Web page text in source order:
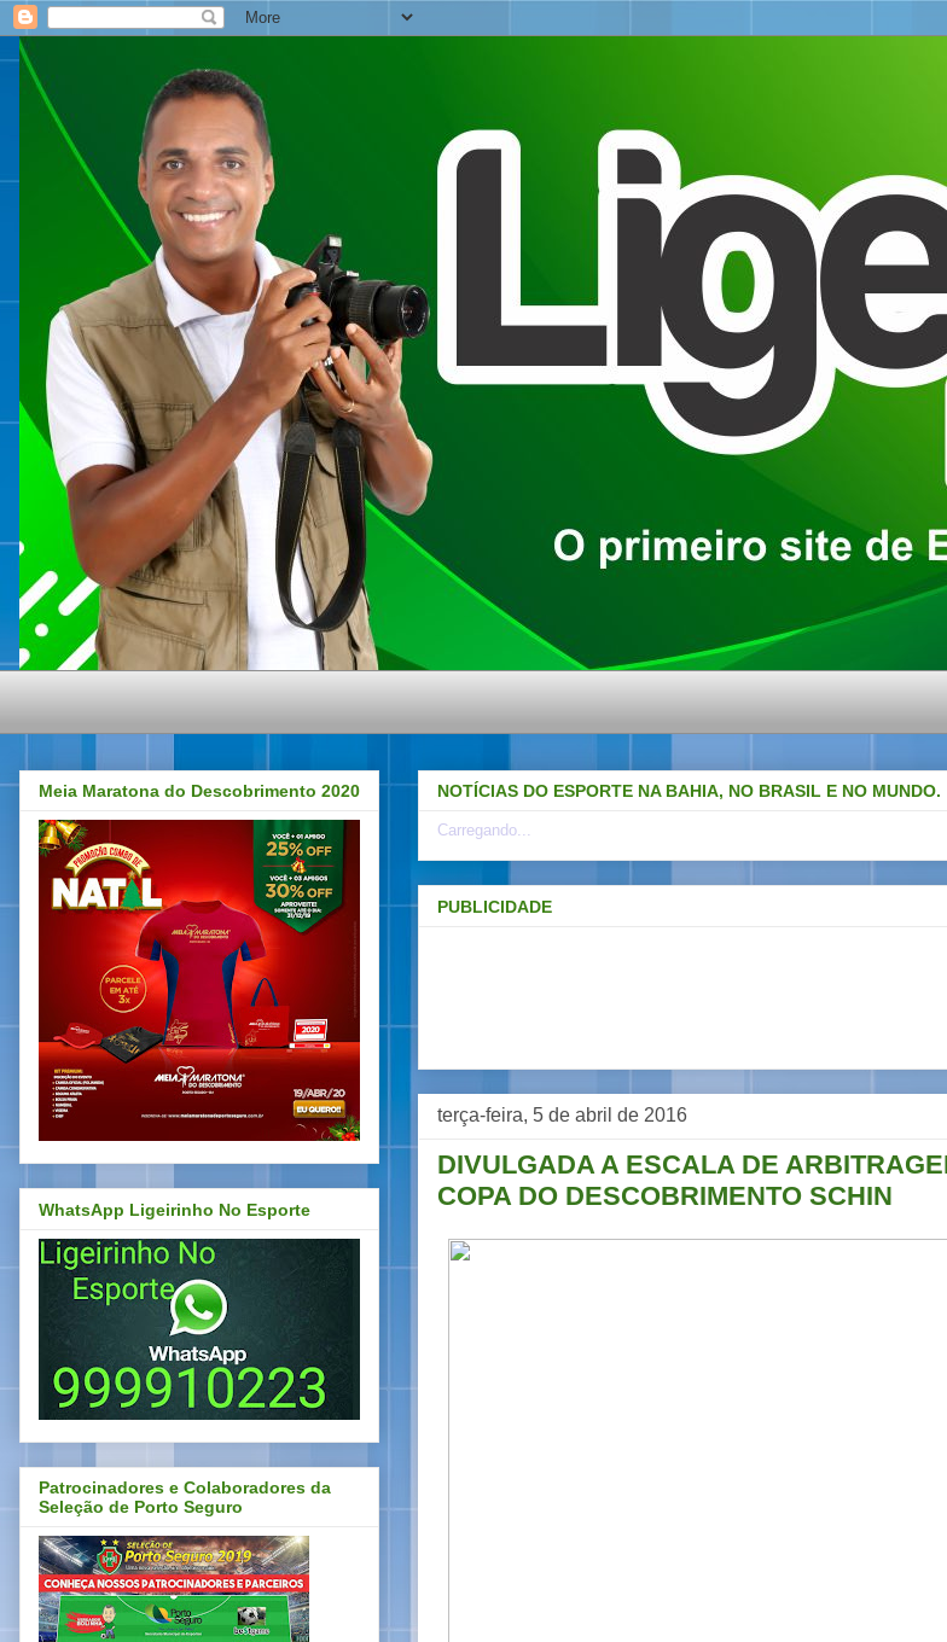
NOTÍCIAS DO ESPORTE NA BAHIA, NO BRASIL E NO MUNDO.
Carregando...
PUBLICIDADE
terça-feira, 5 de abril de 2016
DIVULGADA A ESCALA DE
COPA DO DESCOBRIMENTO SCHIN
Meia Maratona do Descobrimento 2020
WhatsApp Ligeirinho No Esporte
Patrocinadores e Colaboradores da
Seleção de Porto Seguro